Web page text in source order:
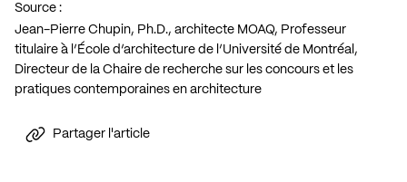
Source :
Jean-Pierre Chupin, Ph.D., architecte MOAQ, Professeur
titulaire à l’École d’architecture de l’Université de Montréal,
Directeur de la Chaire de recherche sur les concours et les
pratiques contemporaines en architecture
Partager l'article